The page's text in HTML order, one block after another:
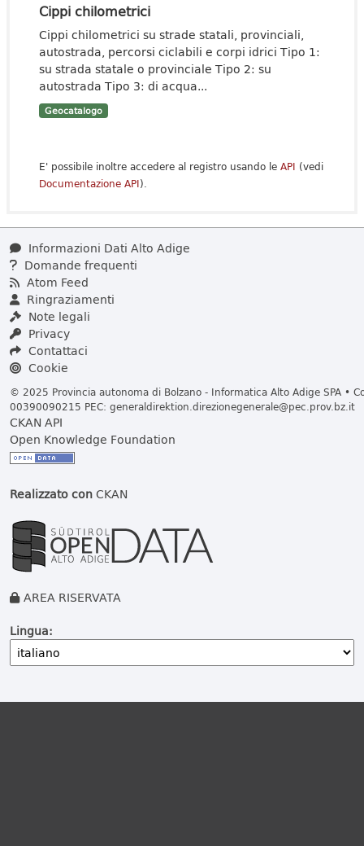
Cippi chilometrici
Cippi chilometrici su strade statali, provinciali,
autostrada, percorsi ciclabili e corpi idrici Tipo 1:
su strada statale o provinciale Tipo 2: su
autostrada Tipo 3: di acqua...
Geocatalogo
E' possibile inoltre accedere al registro usando le API (vedi
Documentazione API).
Informazioni Dati Alto Adige
Domande frequenti
Atom Feed
Ringraziamenti
Note legali
Privacy
Contattaci
Cookie
© 2025 Provincia autonoma di Bolzano - Informatica Alto Adige SPA •
00390090215 PEC: generaldirektion.direzionegenerale@pec.prov.bz.it
CKAN API
Open Knowledge Foundation
Realizzato conCKAN
AREA RISERVATA
Lingua